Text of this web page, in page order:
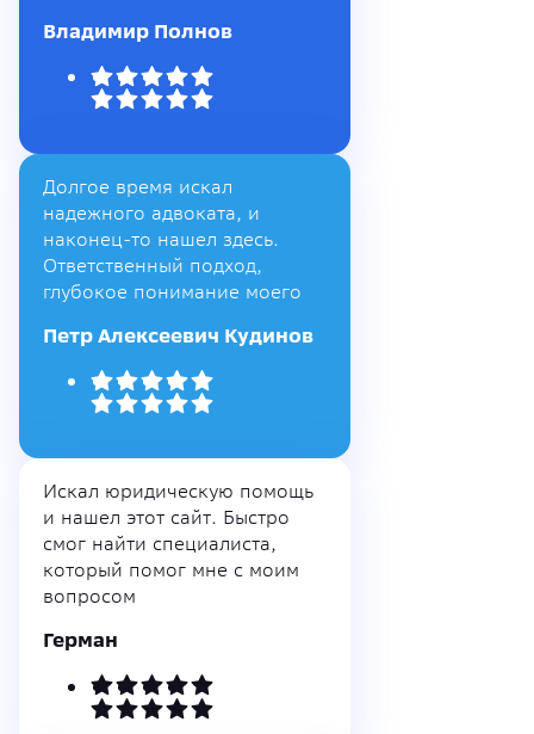
Владимир Полнов
Долгое время искал
надежного адвоката, и
наконец-то нашел здесь.
Ответственный подход,
глубокое понимание моего
Петр Алексеевич Кудинов
Искал юридическую помощь
и нашел этот сайт. Быстро
смог найти специалиста,
который помог мне с моим
вопросом
Герман